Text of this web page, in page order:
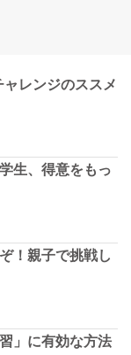
レンジのススメ
生、得意をもっ
！親子で挑戦し
」に有効な方法